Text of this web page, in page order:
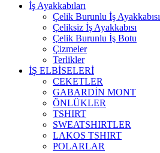
İş Ayakkabıları
Çelik Burunlu İş Ayakkabısı
Çeliksiz İş Ayakkabısı
Çelik Burunlu İş Botu
Çizmeler
Terlikler
İŞ ELBİSELERİ
CEKETLER
GABARDİN MONT
ÖNLÜKLER
TSHIRT
SWEATSHIRTLER
LAKOS TSHIRT
POLARLAR